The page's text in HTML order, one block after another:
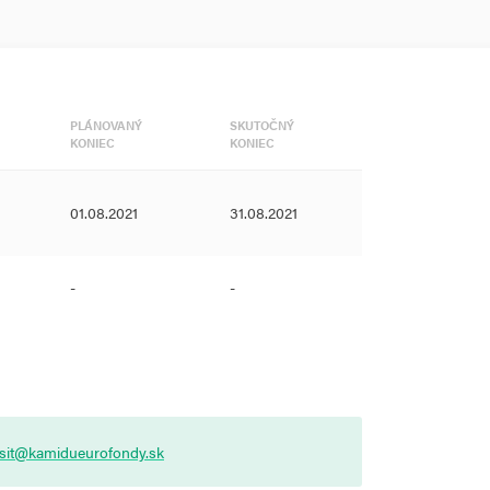
PLÁNOVANÝ
KONIEC
SKUTOČNÝ
KONIEC
01.08.2021 31.08.2021
- -